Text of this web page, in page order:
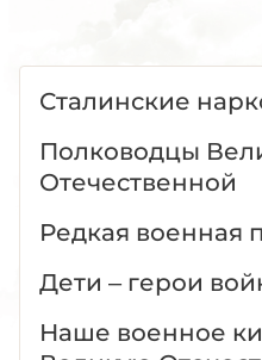
Сталинские
Полководцы
Отечественной
Редкая военная
Дети – герои
Наше военное